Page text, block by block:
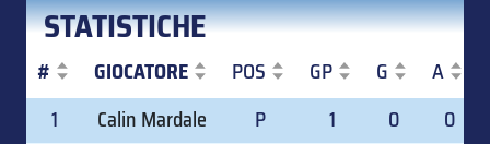
STATISTICHE
# GIOCATORE POS GP G A
GIOCATORE POS GP
1 Calin Mardale P 1 0
0